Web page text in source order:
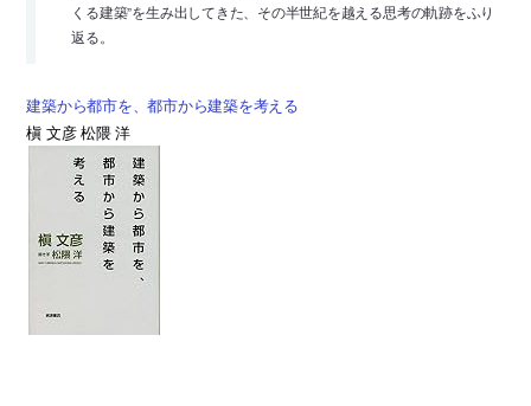
くる建築”を生み出してきた、その半世紀を越える思考の軌跡をふり
返る。
建築から都市を、都市から建築を考える
槇 文彦 松隈 洋